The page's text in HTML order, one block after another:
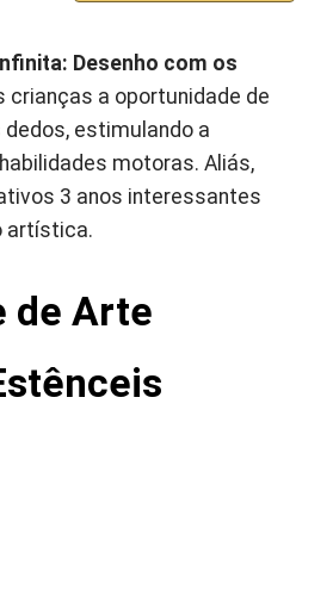
Desenho com os
crianças a oportunidade de
estimulando a
motoras. Aliás,
3 anos interessantes
artística.
de Arte